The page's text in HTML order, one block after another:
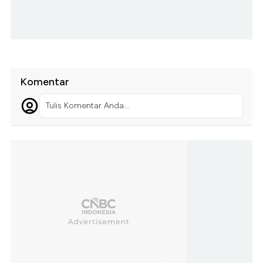
Komentar
Tulis Komentar Anda...